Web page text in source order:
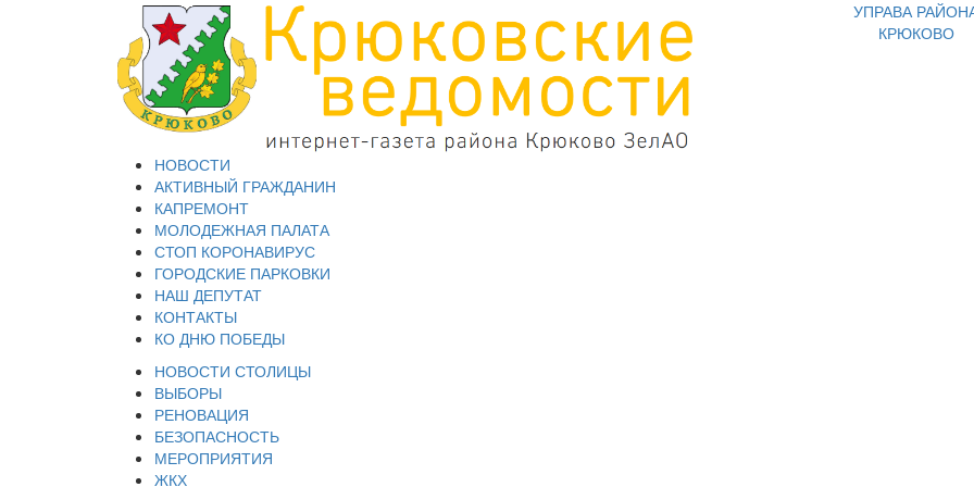
УПРАВА
КРЮКОВО
НОВОСТИ
АКТИВНЫЙ ГРАЖДАНИН
КАПРЕМОНТ
МОЛОДЕЖНАЯ ПАЛАТА
СТОП КОРОНАВИРУС
ГОРОДСКИЕ ПАРКОВКИ
НАШ ДЕПУТАТ
КОНТАКТЫ
КО ДНЮ ПОБЕДЫ
НОВОСТИ СТОЛИЦЫ
ВЫБОРЫ
РЕНОВАЦИЯ
БЕЗОПАСНОСТЬ
МЕРОПРИЯТИЯ
ЖКХ